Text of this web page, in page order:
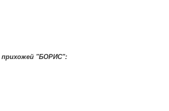
прихожей "БОРИС":